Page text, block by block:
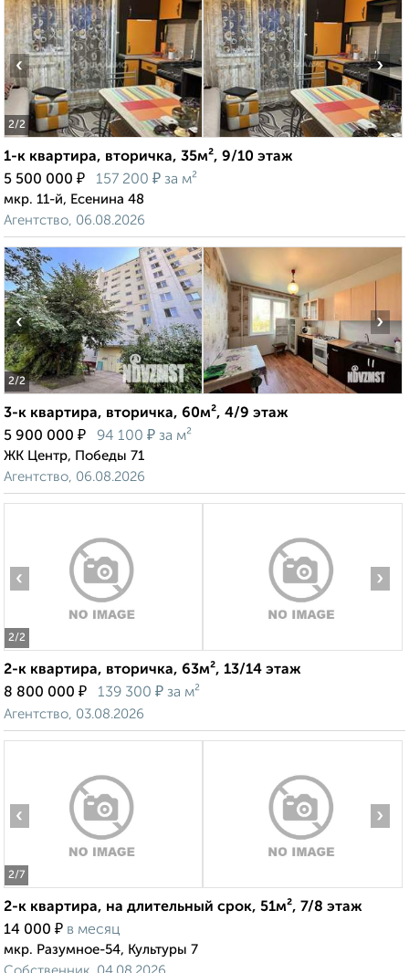
2/2
‹ ›
1-к квартира, вторичка, 35м², 9/10 этаж
5 500 000 ₽ 157 200 ₽ за м²
мкр. 11-й, Есенина 48
Агентство, 06.08.2026
2/2
‹ ›
3-к квартира, вторичка, 60м², 4/9 этаж
5 900 000 ₽ 94 100 ₽ за м²
ЖК Центр, Победы 71
Агентство, 06.08.2026
2/2
‹ ›
2-к квартира, вторичка, 63м², 13/14 этаж
8 800 000 ₽ 139 300 ₽ за м²
Агентство, 03.08.2026
2/7
‹ ›
2-к квартира, на длительный срок, 51м², 7/8 этаж
14 000 ₽ в месяц
мкр. Разумное-54, Культуры 7